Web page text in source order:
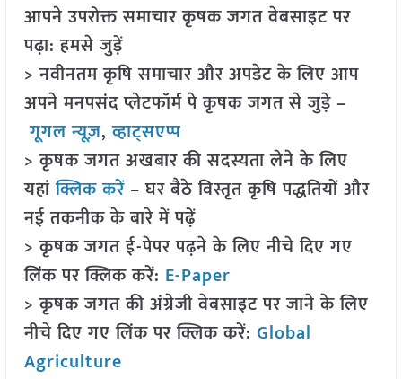
आपने उपरोक्त समाचार कृषक जगत वेबसाइट पर
पढ़ा: हमसे जुड़ें
> नवीनतम कृषि समाचार और अपडेट के लिए आप
अपने मनपसंद प्लेटफॉर्म पे कृषक जगत से जुड़े –
गूगल न्यूज़,व्हाट्सएप्प
> कृषक जगत अखबार की सदस्यता लेने के लिए
यहांक्लिक करें– घर बैठे विस्तृत कृषि पद्धतियों और
नई तकनीक के बारे में पढ़ें
> कृषक जगत ई-पेपर पढ़ने के लिए नीचे दिए गए
लिंक पर क्लिक करें: E-Paper
> कृषक जगत की अंग्रेजी वेबसाइट पर जाने के लिए
नीचे दिए गए लिंक पर क्लिक करें: Global
Agriculture